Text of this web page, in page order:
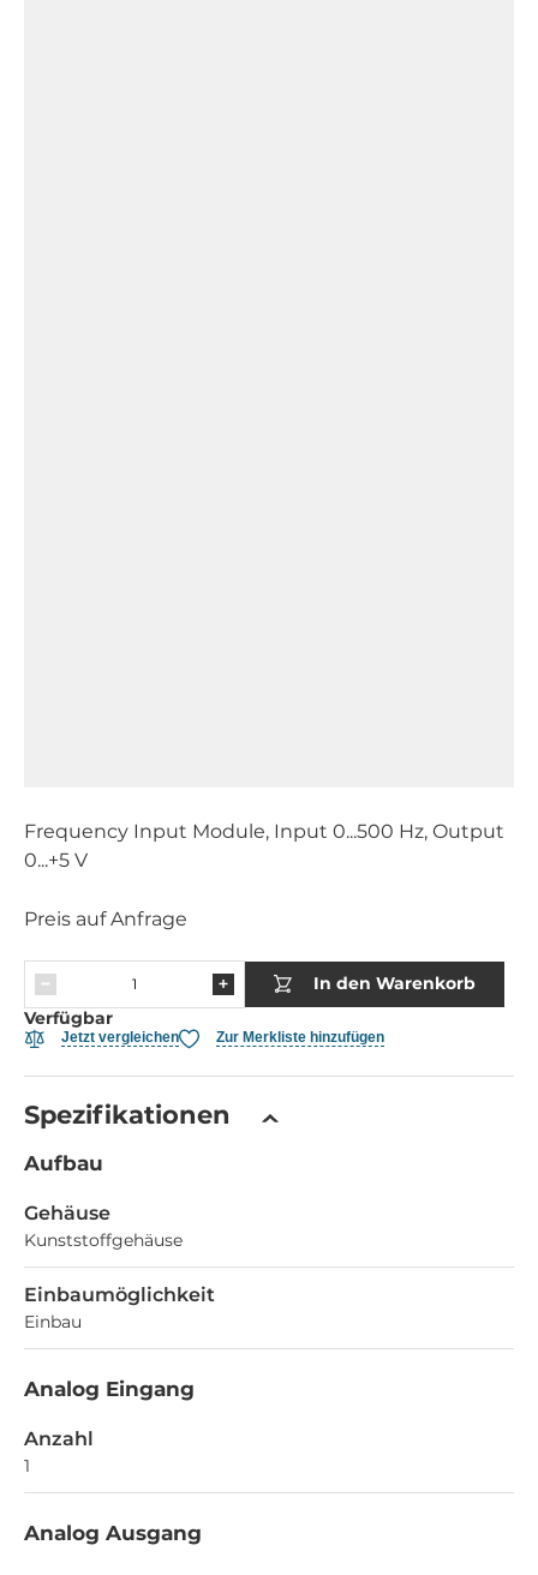
Frequency Input Module, Input 0...500 Hz, Output
0...+5 V
Preis auf Anfrage
In den Warenkorb
Verfügbar
Jetzt vergleichen Zur Merkliste hinzufügen
Spezifikationen
Aufbau
Gehäuse
Kunststoffgehäuse
Einbaumöglichkeit
Einbau
Analog Eingang
Anzahl
1
Analog Ausgang